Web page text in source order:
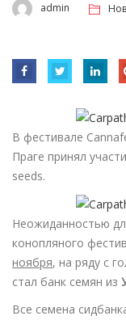
admin
В фестивале
Праге принял
seeds.
Неожиданностью
конопляного
ноября, на ряду с
стал банк семян из
Все семена